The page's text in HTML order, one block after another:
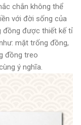
chắn không thể
với đời sống của
đồng được thiết kế tỉ
mặt trống đồng,
đồng treo
ý nghĩa.